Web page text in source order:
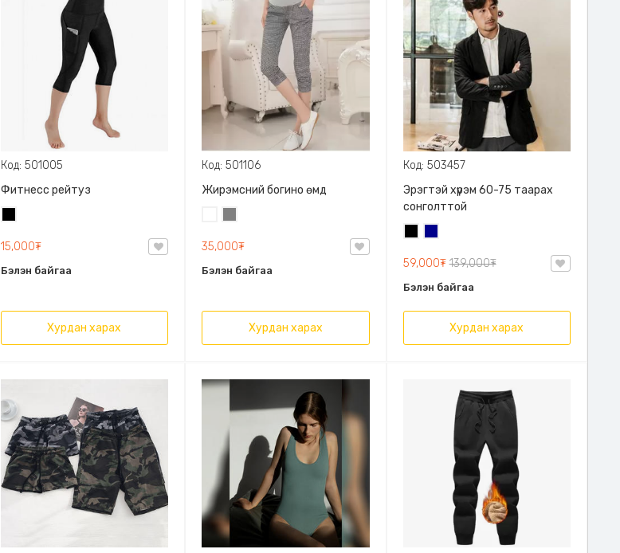
Код: 501005
Фитнесс рейтуз
15,000₮
Бэлэн байгаа
Хурдан харах
Код: 501106
Жирэмсний богино өмд
35,000₮
Бэлэн байгаа
Хурдан харах
Код: 503457
Эрэгтэй хүрэм 60-75 таарах
сонголттой
59,000₮139,000₮
Бэлэн байгаа
Хурдан харах